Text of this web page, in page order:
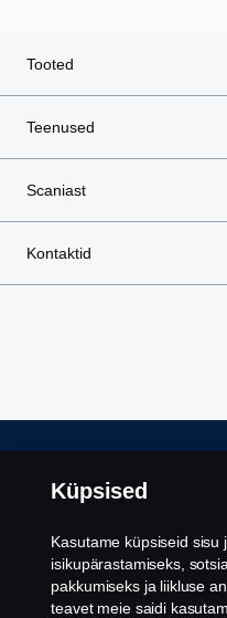
Tooted
Teenused
Scaniast
Kontaktid
Küpsised
Küpsised
Kasutame küpsiseid sisu
isikupärastamiseks,
pakkumiseks ja liikluse
teavet meie saidi